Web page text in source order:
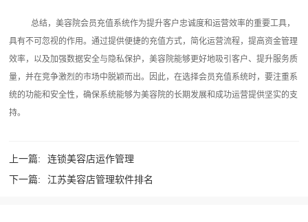
总结，美容院会员充值系统作为提升客户忠诚度和运营效率的重要工具，
具有不可忽视的作用。通过提供便捷的充值方式，简化运营流程，提高资金管理
效率，以及加强数据安全与隐私保护，美容院能够更好地吸引客户、提升服务质
量，并在竞争激烈的市场中脱颖而出。因此，在选择会员充值系统时，要注重系
统的功能和安全性，确保系统能够为美容院的长期发展和成功运营提供坚实的支
持。‍
上一篇:
连锁美容店运作管理
下一篇:
江苏美容店管理软件排名